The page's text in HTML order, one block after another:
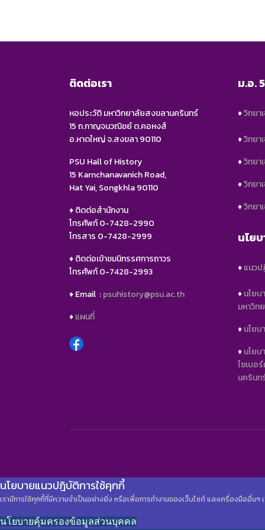
ติดต่อเรา
หอประวัติ มหาวิทยาลัยสงขลานครินทร์
15 ถ.กาญจนวณิชย์ ต.คอหงส์
อ.หาดใหญ่ จ.สงขลา 90110
PSU Hall of History
15 Karnchanavanich Road,
Hat Yai, Songkhla 90110
♦️ ติดต่อสำนักงาน
โทรศัพท์ 0-7428-2990
โทรสาร 0-7428-2999
♦️ ติดต่อเข้าชมนิทรรศการถาวร
โทรศัพท์ 0-7428-2993
♦️ Email :psuhistory@psu.ac.th
♦️แผนที่
ม.อ.
♦️วิทยา
♦️วิทยา
♦️วิทยา
♦️วิทยา
♦️วิทยา
นโย
♦️แนวป
♦️นโย
มหาวิท
♦️นโย
♦️นโย
ไซเบอ
นคริน
นโยบายแนวปฎิบัติการใช้คุกกี้
เรามีการใช้คุกกี้ที่มีความจำเป็นอย่างยิ่ง หรือเพื่อการทำงานของเว็บไซต์ และเครื่องมืออื่น
นโยบายคุ้มครองข้อมูลส่วนบุคคล